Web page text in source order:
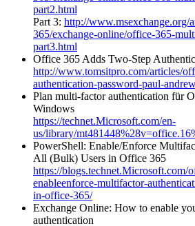
part2.html
Part 3: http://www.msexchange.org/
365/exchange-online/office-365-
part3.html
Office 365 Adds Two-Step
http://www.tomsitpro.com/articles/
authentication-password-paul-
Plan multi-factor authentication für
Windows
https://technet.Microsoft.com/en-
us/library/
PowerShell: Enable/Enforce
All (Bulk) Users in Office 365
https://blogs.technet.Microsoft.com/
enableenforce-multifactor-
in-office-365/
Exchange Online: How to enable
authentication